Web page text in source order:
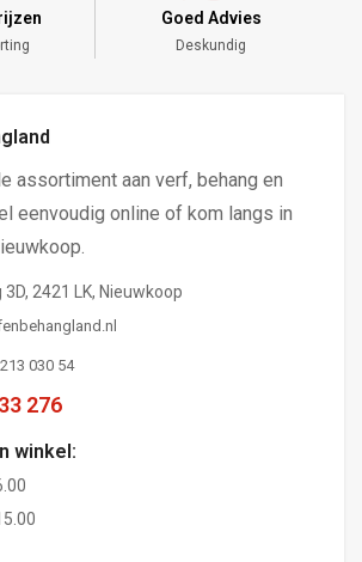
Goed Advies
Deskundig
assortiment aan verf, behang en
eenvoudig online of kom langs in
2421 LK, Nieuwkoop
030 54
276
winkel: